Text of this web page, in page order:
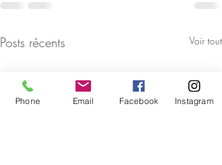
Posts récents Voir tout
Phone Email Facebook Instagram